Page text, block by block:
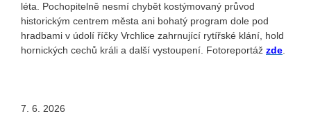
léta. Pochopitelně nesmí chybět kostýmovaný průvod
historickým centrem města ani bohatý program dole pod
hradbami v údolí říčky Vrchlice zahrnující rytířské klání, hold
hornických cechů králi a další vystoupení. Fotoreportáž zde.
7. 6. 2026